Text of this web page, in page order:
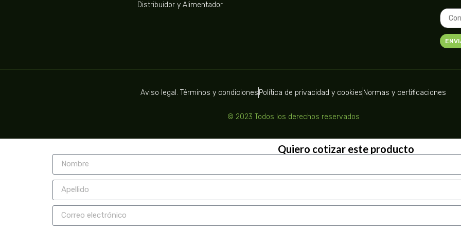
Distribuidor y Alimentador
Aviso legal. Términos y condicionesPolítica de privacidad y cookiesNormas y certificaciones
© 2023 Todos los derechos reservados
Quiero cotizar este producto